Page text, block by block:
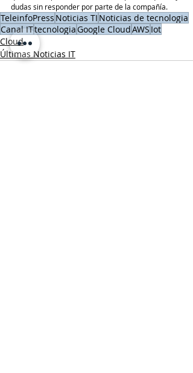
dudas sin responder por parte de la compañía.
TeleinfoPress Noticias TI Noticias de tecnologia
Canal ITtecnologiaGoogle CloudAWS Iot
Cloud
Últimas Noticias IT